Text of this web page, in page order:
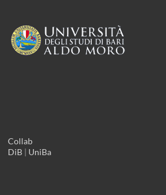
Collab
DiB | UniBa